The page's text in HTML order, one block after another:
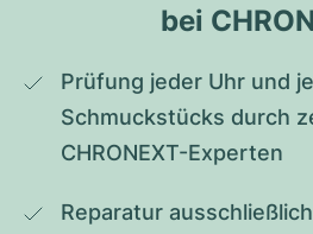
bei
Prüfung jeder Uhr und
Schmuckstücks durch
CHRONEXT-Experten
Reparatur